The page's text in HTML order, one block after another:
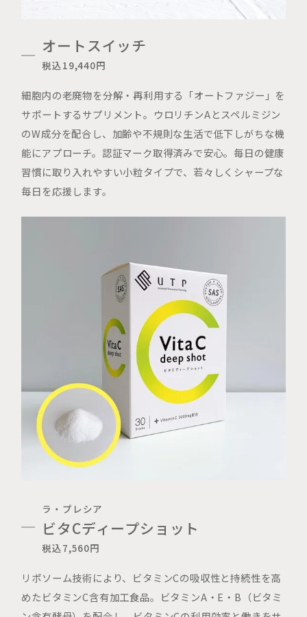
オートスイッチ
税込19,440円
細胞内の老廃物を分解・再利用する「オートファジー」を
サポートするサプリメント。ウロリチンAとスペルミジン
のW成分を配合し、加齢や不規則な生活で低下しがちな機
能にアプローチ。認証マーク取得済みで安心。毎日の健康
習慣に取り入れやすい小粒タイプで、若々しくシャープな
毎日を応援します。
ラ・プレシア
ビタCディープショット
税込7,560円
リポソーム技術により、ビタミンCの吸収性と持続性を高
めたビタミンC含有加工食品。ビタミンA・E・B（ビタミ